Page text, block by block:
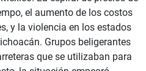
el aumento de los costos
y la violencia en los estados
Grupos beligerantes
que se utilizaban para